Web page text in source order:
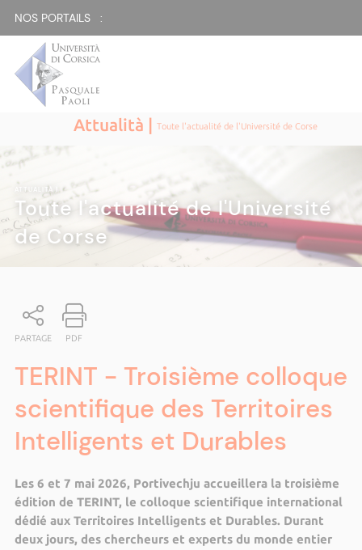
NOS PORTAILS :
Attualità |Toute l'actualité de l'Université de Corse
ATTUALITÀ|
Toute l'actualité de l'Université
de Corse
PARTAGE PDF
TERINT - Troisième colloque
scientifique des Territoires
Intelligents et Durables
Les 6 et 7 mai 2026, Portivechju accueillera la troisième
édition de TERINT, le colloque scientifique international
dédié aux Territoires Intelligents et Durables. Durant
deux jours, des chercheurs et experts du monde entier